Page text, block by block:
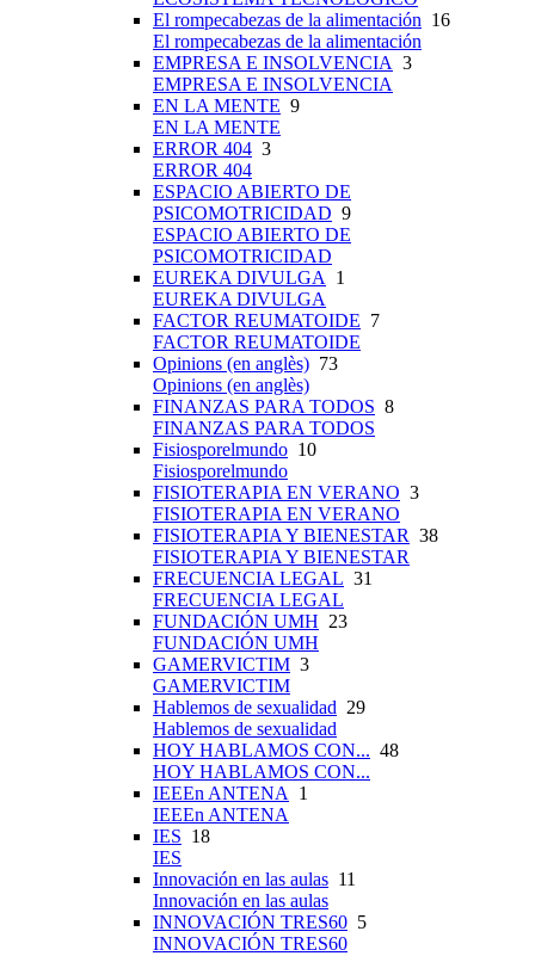
El rompecabezas de la alimentación 16
El rompecabezas de la alimentación
EMPRESA E INSOLVENCIA 3
EMPRESA E INSOLVENCIA
EN LA MENTE 9
EN LA MENTE
ERROR 404 3
ERROR 404
ESPACIO ABIERTO DE
PSICOMOTRICIDAD 9
ESPACIO ABIERTO DE
PSICOMOTRICIDAD
EUREKA DIVULGA
1
EUREKA DIVULGA
FACTOR REUMATOIDE 7
FACTOR REUMATOIDE
Opinions (en anglès) 73
Opinions (en anglès)
FINANZAS PARA TODOS 8
FINANZAS PARA TODOS
Fisiosporelmundo 10
Fisiosporelmundo
FISIOTERAPIA EN VERANO 3
FISIOTERAPIA EN VERANO
FISIOTERAPIA Y BIENESTAR 38
FISIOTERAPIA Y BIENESTAR
FRECUENCIA LEGAL 31
FRECUENCIA LEGAL
FUNDACIÓN UMH 23
FUNDACIÓN UMH
GAMERVICTIM 3
GAMERVICTIM
Hablemos de sexualidad 29
Hablemos de sexualidad
HOY HABLAMOS CON... 48
HOY HABLAMOS CON...
IEEEn ANTENA
1
IEEEn ANTENA
IES 18
IES
Innovación en las aulas 11
Innovación en las aulas
INNOVACIÓN TRES60 5
INNOVACIÓN TRES60